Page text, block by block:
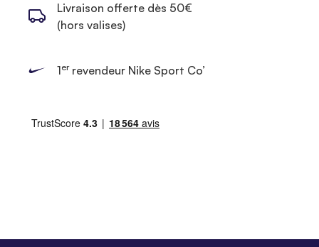
Livraison offerte dès 50€
(hors valises)
1errevendeur Nike Sport Co’